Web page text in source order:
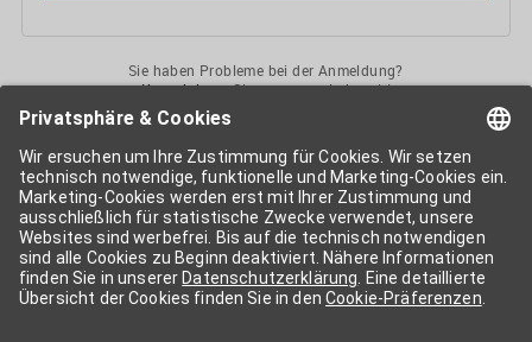
Sie haben Probleme bei der Anmeldung?
KontaktierenSie uns gerne jederzeit!
APA-User
Services der APA-Gruppe. Für die Nutzung der einzelnen Anwendungen
kann eine weitere Freischaltung nötig sein. Kosten fallen nur nach einer
Bestellung und genauer Kosteninformation an.
Wenn nicht anders erwähnt, gelten dieAllgemeinen
Geschäftsbedingungender APA - Austria Presse Agentur.
Die von Ihnen angegebenen Daten werden ausschließlich für die
Zwecke der Demo-Nutzung bzw. des Vertragsverhältnisses genutzt.
Eine darüber hinaus gehende oder andersartige Verwendung ist nur mit